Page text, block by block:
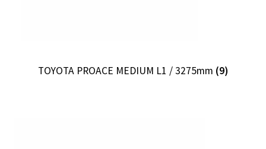
TOYOTA PROACE MEDIUM L1 / 3275mm (9)